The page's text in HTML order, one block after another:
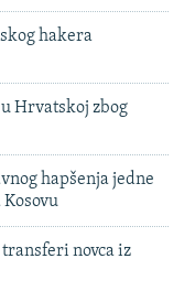
hakera
Hrvatskoj zbog
hapšenja jedne
novca iz